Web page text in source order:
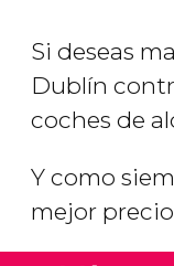
Si deseas
Dublín
coches de
Y como
mejor